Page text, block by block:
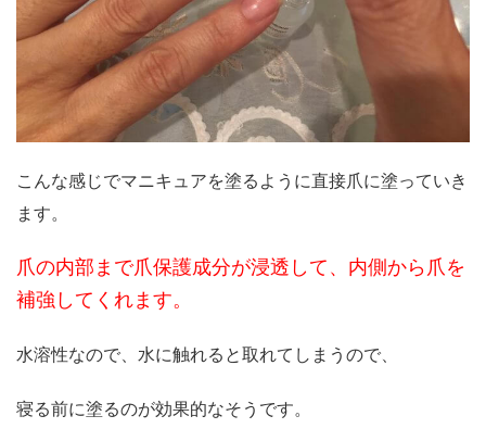
こんな感じでマニキュアを塗るように直接爪に塗っていき
ます。
爪の内部まで爪保護成分が浸透して、内側から爪を
補強してくれます。
水溶性なので、水に触れると取れてしまうので、
寝る前に塗るのが効果的なそうです。